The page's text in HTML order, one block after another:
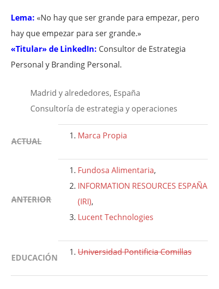
Lema: «No hay que ser grande para empezar, pero
hay que empezar para ser grande.»
«Titular» de LinkedIn: Consultor de Estrategia
Personal y Branding Personal.
Madrid y alrededores, España
Consultoría de estrategia y operaciones
ACTUAL
Marca Propia
ANTERIOR
Fundosa Alimentaria,
INFORMATION RESOURCES ESPAÑA
(IRI),
Lucent Technologies
EDUCACIÓN
Universidad Pontificia Comillas